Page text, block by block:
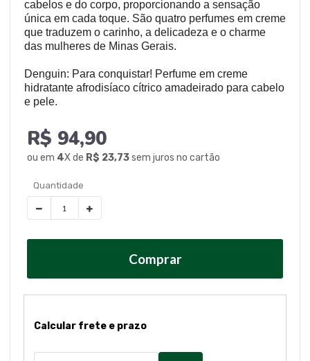
cabelos e do corpo, proporcionando a sensação
única em cada toque. São quatro perfumes em creme
que traduzem o carinho, a delicadeza e o charme
das mulheres de Minas Gerais.
Denguin: Para conquistar! Perfume em creme
hidratante afrodisíaco cítrico amadeirado para cabelo
e pele.
R$ 94,90
ou em 4X de R$ 23,73sem juros no cartão
Comprar
Calcular frete e prazo